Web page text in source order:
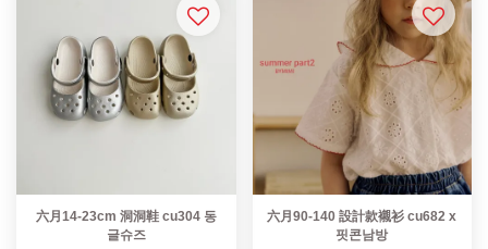
六月14-23cm 洞洞鞋 cu304 동
글슈즈
六月90-140 設計款襯衫 cu682 x
핏콘남방